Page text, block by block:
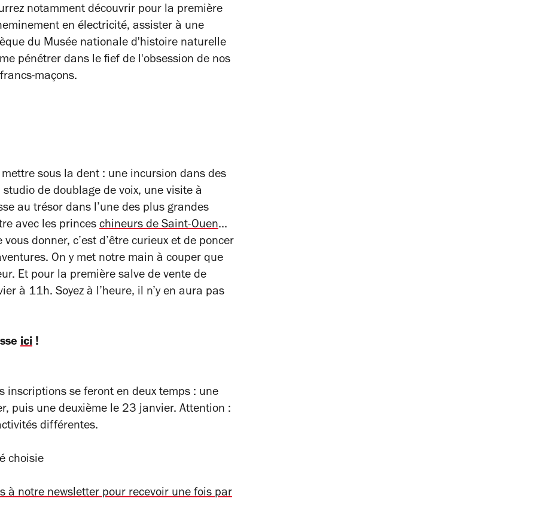
notamment découvrir pour la première
en électricité, assister à une
du Musée nationale d'histoire naturelle
pénétrer dans le fief de l'obsession de nos
maçons.
sous la dent : une incursion dans des
de doublage de voix, une visite à
au trésor dans l’une des plus grandes
avec les princes chineurs de Saint-Ouen...
donner, c’est d’être curieux et de poncer
On y met notre main à couper que
Et pour la première salve de vente de
à 11h. Soyez à l’heure, il n’y en aura pas
ici !
inscriptions se feront en deux temps : une
puis une deuxième le 23 janvier. Attention :
différentes.
choisie
à notre newsletter pour recevoir une fois par